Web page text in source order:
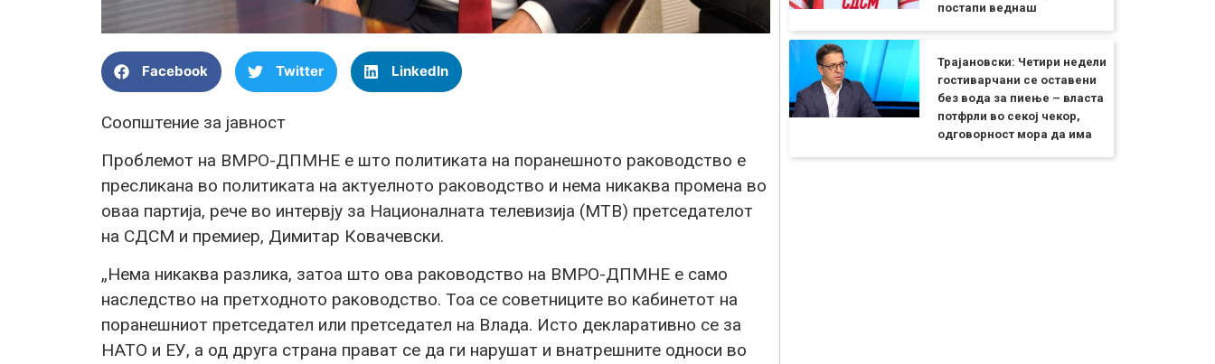
Facebook Twitter LinkedIn
Соопштение за јавност
Проблемот на ВМРО-ДПМНЕ е што политиката на поранешното раководство е
пресликана во политиката на актуелното раководство и нема никаква промена во
оваа партија, рече во интервју за Националната телевизија (МТВ) претседателот
на СДСМ и премиер, Димитар Ковачевски.
„Нема никаква разлика, затоа што ова раководство на ВМРО-ДПМНЕ е само
наследство на претходното раководство. Тоа се советниците во кабинетот на
поранешниот претседател или претседател на Влада. Исто декларативно се за
НАТО и ЕУ, а од друга страна прават се да ги нарушат и внатрешните односи во
постапи веднаш
Трајановски: Четири недели
гостиварчани се оставени
без вода за пиење – власта
потфрли во секој чекор,
одговорност мора да има